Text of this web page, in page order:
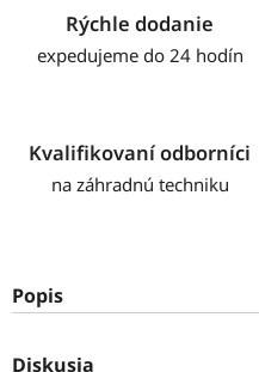
Rýchle dodanie
expedujeme do 24 hodín
Kvalifikovaní odborníci
na záhradnú techniku
Popis
Diskusia